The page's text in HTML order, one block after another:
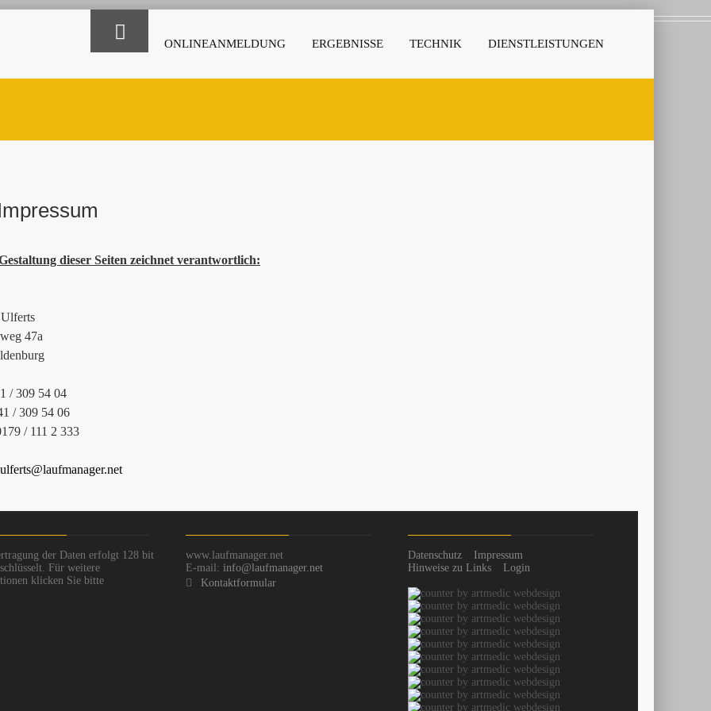
ONLINEANMELDUNG ERGEBNISSE TECHNIK DIENSTLEISTUNGEN
dieser Seiten zeichnet verantwortlich:
47a
/ 309 54 04
/ 309 54 06
/ 111 2 333
ulferts@laufmanager.net
der Daten erfolgt 128 bit
Für weitere
klicken Sie bitte
www.laufmanager.net
E-mail: info@laufmanager.net
Kontaktformular
Datenschutz
Impressum
Hinweise zu Links
Login